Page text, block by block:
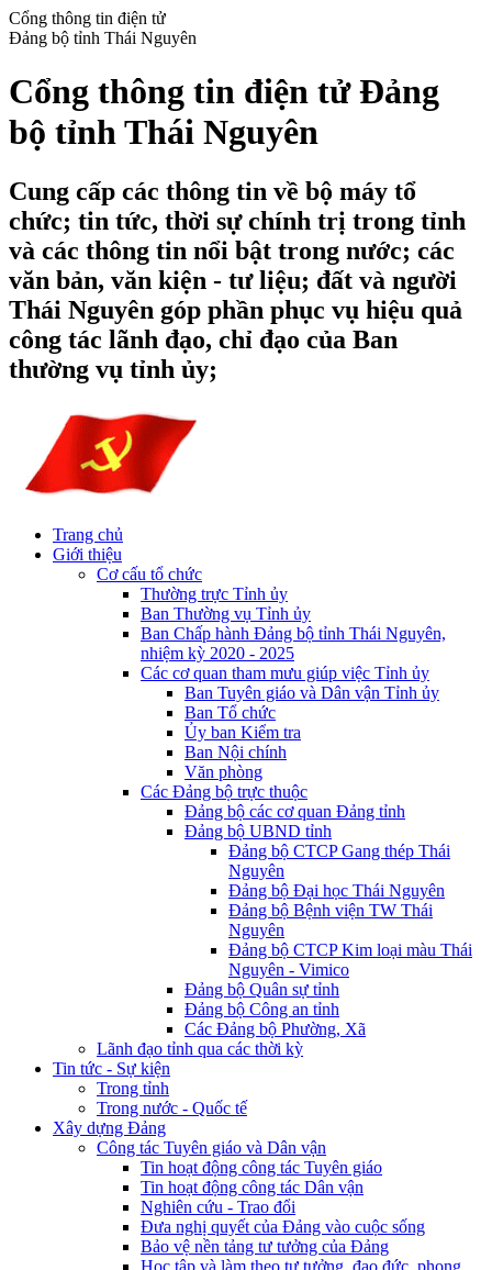
Cổng thông tin điện tử
Đảng bộ tỉnh Thái Nguyên
Cổng thông tin điện tử Đảng
bộ tỉnh Thái Nguyên
Cung cấp các thông tin về bộ máy tổ
chức; tin tức, thời sự chính trị trong tỉnh
và các thông tin nổi bật trong nước; các
văn bản, văn kiện - tư liệu; đất và người
Thái Nguyên góp phần phục vụ hiệu quả
công tác lãnh đạo, chỉ đạo của Ban
thường vụ tỉnh ủy;
Trang chủ
Giới thiệu
Cơ cấu tổ chức
Thường trực Tỉnh ủy
Ban Thường vụ Tỉnh ủy
Ban Chấp hành Đảng bộ tỉnh Thái Nguyên,
nhiệm kỳ 2020 - 2025
Các cơ quan tham mưu giúp việc Tỉnh ủy
Ban Tuyên giáo và Dân vận Tỉnh ủy
Ban Tổ chức
Ủy ban Kiểm tra
Ban Nội chính
Văn phòng
Các Đảng bộ trực thuộc
Đảng bộ các cơ quan Đảng tỉnh
Đảng bộ UBND tỉnh
Đảng bộ CTCP Gang thép Thái
Nguyên
Đảng bộ Đại học Thái Nguyên
Đảng bộ Bệnh viện TW Thái
Nguyên
Đảng bộ CTCP Kim loại màu Thái
Nguyên - Vimico
Đảng bộ Quân sự tỉnh
Đảng bộ Công an tỉnh
Các Đảng bộ Phường, Xã
Lãnh đạo tỉnh qua các thời kỳ
Tin tức - Sự kiện
Trong tỉnh
Trong nước - Quốc tế
Xây dựng Đảng
Công tác Tuyên giáo và Dân vận
Tin hoạt động công tác Tuyên giáo
Tin hoạt động công tác Dân vận
Nghiên cứu - Trao đổi
Đưa nghị quyết của Đảng vào cuộc sống
Bảo vệ nền tảng tư tưởng của Đảng
Học tập và làm theo tư tưởng, đạo đức, phong